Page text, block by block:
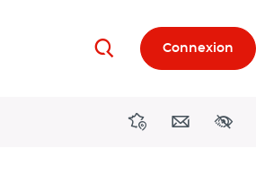
RechercherConnexion
DirectionsContact